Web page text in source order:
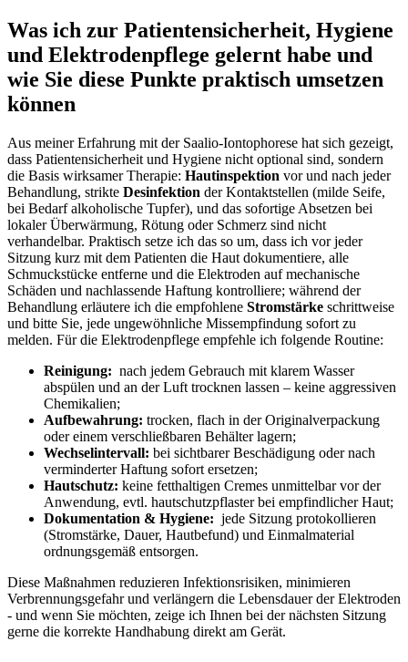
Was ich zur Patientensicherheit, Hygiene​
und ‍Elektrodenpflege gelernt⁢ habe und⁣
wie Sie diese Punkte praktisch⁤ umsetzen
können
Aus meiner Erfahrung mit der Saalio-Iontophorese‍ hat sich gezeigt,
dass‌ Patientensicherheit und Hygiene nicht optional sind, sondern
die ​Basis wirksamer Therapie: Hautinspektion vor und nach jeder
Behandlung, strikte Desinfektion der Kontaktstellen (milde Seife, ​
bei Bedarf alkoholische‍ Tupfer), und das sofortige Absetzen​ bei
lokaler Überwärmung, Rötung‍ oder Schmerz sind nicht
verhandelbar. Praktisch setze ich ⁣das ⁣so um, dass ich vor jeder
Sitzung kurz mit dem Patienten ⁢die Haut dokumentiere, alle
Schmuckstücke entferne‌ und die Elektroden auf mechanische
Schäden und nachlassende‍ Haftung kontrolliere; während der
Behandlung ‌erläutere ich die empfohlene Stromstärke schrittweise
und bitte Sie, jede ‌ungewöhnliche Missempfindung ​sofort zu
melden. ⁣Für​ die⁢ Elektrodenpflege empfehle​ ich ‍folgende Routine:
Reinigung: ‌ nach‌ jedem Gebrauch mit klarem Wasser
⁢abspülen und an der Luft trocknen lassen – ⁣keine ⁢aggressiven
Chemikalien;
Aufbewahrung: trocken, flach​ in der ⁣Originalverpackung
oder⁣ einem verschließbaren Behälter lagern;
Wechselintervall: bei sichtbarer⁣ Beschädigung oder nach
verminderter Haftung ​sofort ersetzen;
Hautschutz: keine fetthaltigen Cremes unmittelbar vor der​
Anwendung, evtl. ⁤hautschutzpflaster bei empfindlicher ​Haut;
Dokumentation⁢ & Hygiene: ‍ jede Sitzung protokollieren
(Stromstärke, Dauer, Hautbefund) und Einmalmaterial
ordnungsgemäß‍ entsorgen.
Diese Maßnahmen reduzieren Infektionsrisiken, minimieren
Verbrennungsgefahr und ‍verlängern ‍die‍ Lebensdauer‍ der‌ Elektroden
-⁣ und⁤ wenn ‍Sie möchten, zeige⁤ ich Ihnen ​bei der nächsten‌ Sitzung
⁢gerne die korrekte Handhabung direkt ⁣am Gerät.